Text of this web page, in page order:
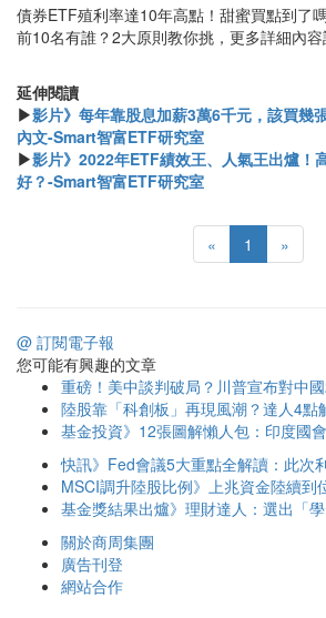
債券ETF殖利率達10年高點！甜蜜買點到了
前10名有誰？2大原則教你挑，更多詳細內容
延伸閱讀
▶影片》每年靠股息加薪3萬6千元，該買幾
內文-Smart智富ETF研究室
▶影片》2022年ETF績效王、人氣王出爐！
好？-Smart智富ETF研究室
« 1 »
@ 訂閱電子報
您可能有興趣的文章
重磅！美中談判破局？川普宣布對中
陸股靠「科創板」再現風潮？達人4點
基金投資》12張圖解懶人包：印度國
快訊》Fed會議5大重點全解讀：此次
MSCI調升陸股比例》上兆資金陸續到
基金獎結果出爐》理財達人：選出「
關於商周集團
廣告刊登
網站合作